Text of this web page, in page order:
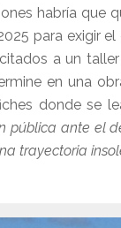
habría que
para exigir
a un
en una
donde se
pública ante el
trayectoria